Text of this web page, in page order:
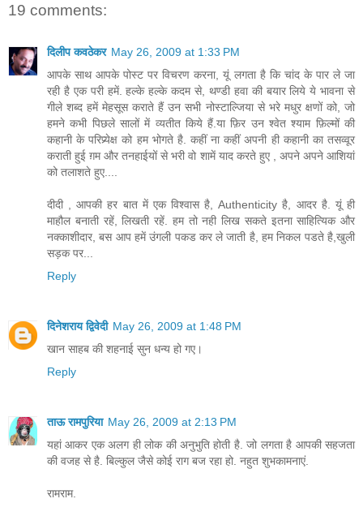
19 comments:
दिलीप कवठेकर May 26, 2009 at 1:33 PM
आपके साथ आपके पोस्ट पर विचरण करना, यूं लगता है कि चांद के पार ले जा
रही है एक परी हमें. हल्के हल्के कदम से, थण्डी हवा की बयार लिये ये भावना से
गीले शब्द हमें मेहसूस कराते हैं उन सभी नोस्टाल्जिया से भरे मधुर क्षणों को, जो
हमने कभी पिछले सालों में व्यतीत किये हैं.या फ़िर उन श्वेत श्याम फ़िल्मों की
कहानी के परिप्र्येक्ष को हम भोगते है. कहीं ना कहीं अपनी ही कहानी का तसव्वूर
कराती हुई ग़म और तनहाईयों से भरी वो शामें याद करते हुए , अपने अपने आशियां
को तलाशते हुए....
दीदी , आपकी हर बात में एक विश्वास है, Authenticity है, आदर है. यूं ही
माहौल बनाती रहें, लिखती रहें. हम तो नही लिख सकते इतना साहित्यिक और
नक्काशीदार, बस आप हमें उंगली पकड कर ले जाती है, हम निकल पडते है,खुली
सड़क पर...
Reply
दिनेशराय द्विवेदी May 26, 2009 at 1:48 PM
खान साहब की शहनाई सुन धन्य हो गए।
Reply
ताऊ रामपुरिया May 26, 2009 at 2:13 PM
यहां आकर एक अलग ही लोक की अनुभुति होती है. जो लगता है आपकी सहजता
की वजह से है. बिल्कुल जैसे कोई राग बज रहा हो. नहुत शुभकामनाएं.
रामराम.